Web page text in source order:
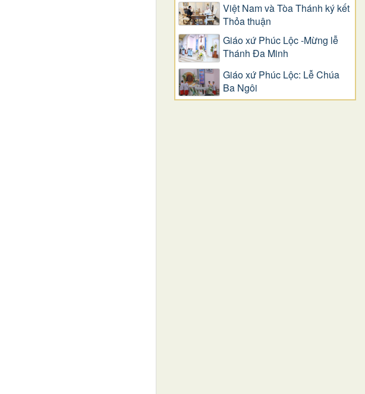
Việt Nam và Tòa Thánh ký kết
Thỏa thuận
Giáo xứ Phúc Lộc -Mừng lễ
Thánh Đa Minh
Giáo xứ Phúc Lộc: Lễ Chúa
Ba Ngôi